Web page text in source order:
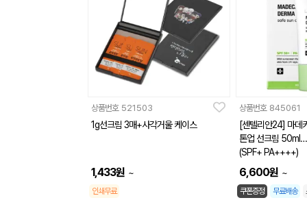
상품번호 521503
1g선크림 3매+사각거울 케이스
1,433원 ~
인쇄무료
상품번호 845061
[센텔리안24] 마데
톤업 선크림 50ml
(SPF+ PA++++)
6,600원 ~
쿠폰증정 무료배송